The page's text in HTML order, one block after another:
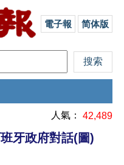
電子報 简体版
人氣： 42,489
牙政府對話(圖)